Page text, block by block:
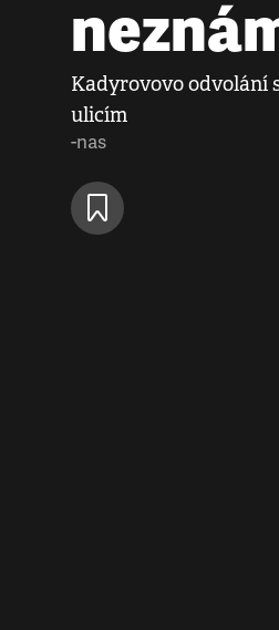
Kadyrovovo odvolání
ulicím
-nas